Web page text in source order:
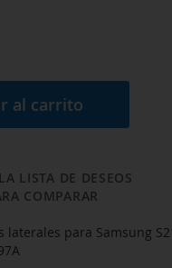
al carrito
LISTA DE DESEOS
COMPARAR
laterales para Samsung